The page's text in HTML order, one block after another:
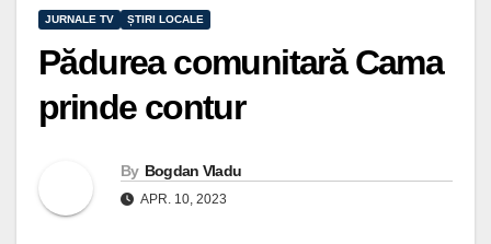
JURNALE TV ȘTIRI LOCALE
Pădurea comunitară Cama
prinde contur
By Bogdan Vladu
APR. 10, 2023